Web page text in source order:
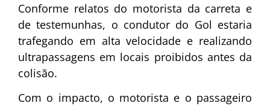
Conforme relatos do motorista da carreta e
de testemunhas, o condutor do Gol estaria
trafegando em alta velocidade e realizando
ultrapassagens em locais proibidos antes da
colisão.
Com o impacto, o motorista e o passageiro